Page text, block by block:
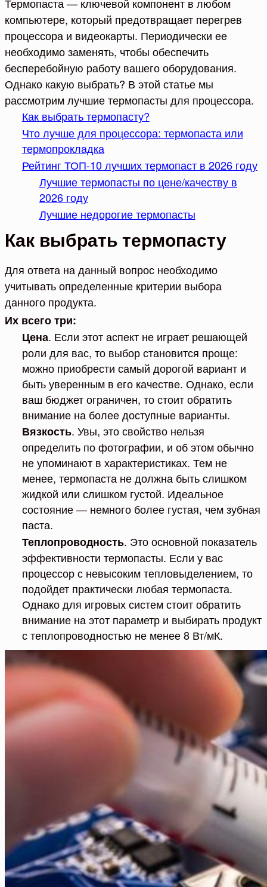
Термопаста — ключевой компонент в любом
компьютере, который предотвращает перегрев
процессора и видеокарты. Периодически ее
необходимо заменять, чтобы обеспечить
бесперебойную работу вашего оборудования.
Однако какую выбрать? В этой статье мы
рассмотрим лучшие термопасты для процессора.
Как выбрать термопасту?
Что лучше для процессора: термопаста или
термопрокладка
Рейтинг ТОП-10 лучших термопаст в 2026 году
Лучшие термопасты по цене/качеству в
2026 году
Лучшие недорогие термопасты
Как выбрать термопасту
Для ответа на данный вопрос необходимо
учитывать определенные критерии выбора
данного продукта.
Их всего три:
Цена. Если этот аспект не играет решающей
роли для вас, то выбор становится проще:
можно приобрести самый дорогой вариант и
быть уверенным в его качестве. Однако, если
ваш бюджет ограничен, то стоит обратить
внимание на более доступные варианты.
Вязкость. Увы, это свойство нельзя
определить по фотографии, и об этом обычно
не упоминают в характеристиках. Тем не
менее, термопаста не должна быть слишком
жидкой или слишком густой. Идеальное
состояние — немного более густая, чем зубная
паста.
Теплопроводность. Это основной показатель
эффективности термопасты. Если у вас
процессор с невысоким тепловыделением, то
подойдет практически любая термопаста.
Однако для игровых систем стоит обратить
внимание на этот параметр и выбирать продукт
с теплопроводностью не менее 8 Вт/мК.